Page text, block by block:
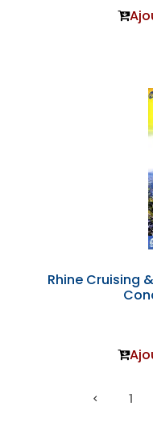
Rhine Cruising
1